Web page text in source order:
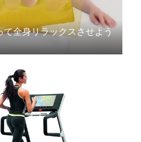
て全身リラックスさせよう